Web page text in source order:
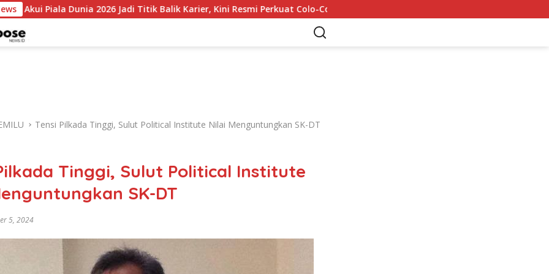
Dunia 2026 Jadi Titik Balik Karier, Kini Resmi Perkuat Colo-Colo Mohamed Salah Tiba di Trabzon 5 Agustus: 6 Rekor
Tensi Pilkada Tinggi, Sulut Political Institute Nilai Menguntungkan SK-DT
Tinggi, Sulut Political Institute
SK-DT
5, 2024